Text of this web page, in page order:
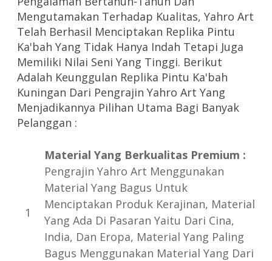
Mengutamakan Terhadap Kualitas, Yahro Art
Telah Berhasil Menciptakan Replika Pintu
Ka'bah Yang Tidak Hanya Indah Tetapi Juga
Memiliki Nilai Seni Yang Tinggi. Berikut
Adalah Keunggulan Replika Pintu Ka'bah
Kuningan Dari Pengrajin Yahro Art Yang
Menjadikannya Pilihan Utama Bagi Banyak
Pelanggan :
Material Yang Berkualitas Premium :
Pengrajin Yahro Art Menggunakan
Material Yang Bagus Untuk
Menciptakan Produk Kerajinan, Material
Yang Ada Di Pasaran Yaitu Dari Cina,
India, Dan Eropa, Material Yang Paling
Bagus Menggunakan Material Yang Dari